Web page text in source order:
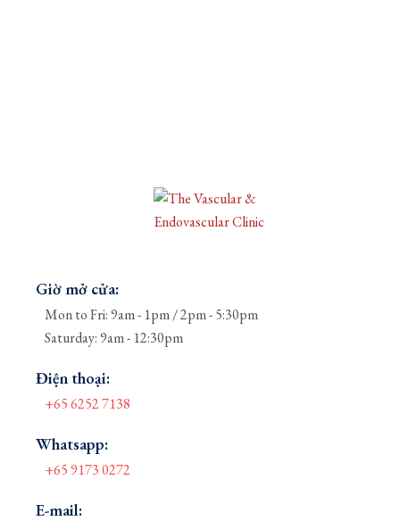
Giờ mở cửa:
Mon to Fri: 9am - 1pm / 2pm - 5:30pm
Saturday: 9am - 12:30pm
Điện thoại:
+65 6252 7138
Whatsapp:
+65 9173 0272
E-mail: